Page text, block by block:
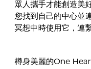
眾人攜手才能創造美
您找到自己的中心並
冥想中時使用它，連
樽身美麗的One